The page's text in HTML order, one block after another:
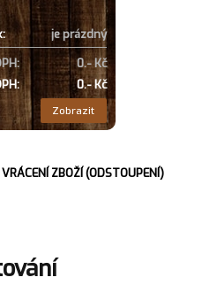
je prázdný
0.- Kč
0.- Kč
Zobrazit
VRÁCENÍ ZBOŽÍ (ODSTOUPENÍ)